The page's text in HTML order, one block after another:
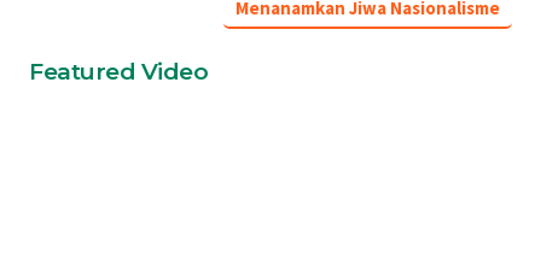
Menanamkan Jiwa Nasionalisme
Featured Video